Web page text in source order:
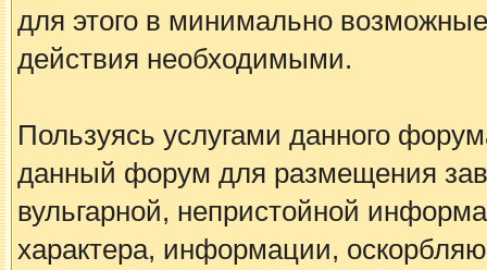
для этого в минимально
действия необходимыми.
Пользуясь услугами данного
данный форум для размещения
вульгарной, непристойной
характера, информации,